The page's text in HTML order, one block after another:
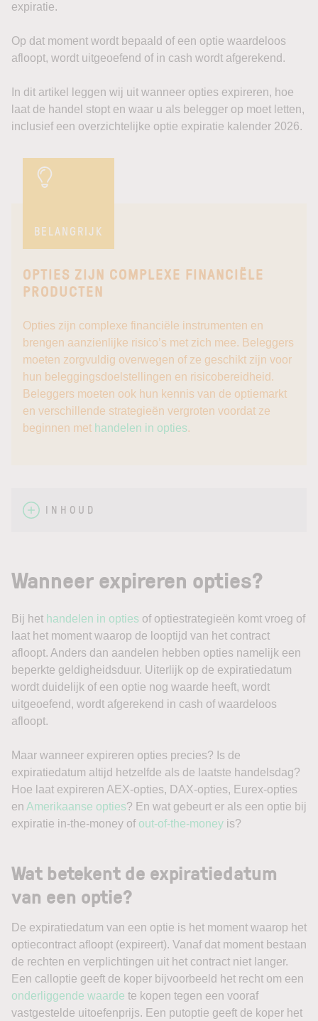
expiratie.
Op dat moment wordt bepaald of een optie waardeloos
afloopt, wordt uitgeoefend of in cash wordt afgerekend.
In dit artikel leggen wij uit wanneer opties expireren, hoe
laat de handel stopt en waar u als belegger op moet letten,
inclusief een overzichtelijke optie expiratie kalender 2026.
BELANGRIJK
OPTIES ZIJN COMPLEXE FINANCIËLE
PRODUCTEN
Opties zijn complexe financiële instrumenten en
brengen aanzienlijke risico’s met zich mee. Beleggers
moeten zorgvuldig overwegen of ze geschikt zijn voor
hun beleggingsdoelstellingen en risicobereidheid.
Beleggers moeten ook hun kennis van de optiemarkt
en verschillende strategieën vergroten voordat ze
beginnen met handelen in opties.
INHOUD
Wanneer expireren opties?
Bij het handelen in opties of optiestrategieën komt vroeg of
laat het moment waarop de looptijd van het contract
afloopt. Anders dan aandelen hebben opties namelijk een
beperkte geldigheidsduur. Uiterlijk op de expiratiedatum
wordt duidelijk of een optie nog waarde heeft, wordt
uitgeoefend, wordt afgerekend in cash of waardeloos
afloopt.
Maar wanneer expireren opties precies? Is de
expiratiedatum altijd hetzelfde als de laatste handelsdag?
Hoe laat expireren AEX-opties, DAX-opties, Eurex-opties
en Amerikaanse opties? En wat gebeurt er als een optie bij
expiratie in-the-money of out-of-the-money is?
Wat betekent de expiratiedatum
van een optie?
De expiratiedatum van een optie is het moment waarop het
optiecontract afloopt (expireert). Vanaf dat moment bestaan
de rechten en verplichtingen uit het contract niet langer.
Een calloptie geeft de koper bijvoorbeeld het recht om een
onderliggende waarde te kopen tegen een vooraf
vastgestelde uitoefenprijs. Een putoptie geeft de koper het